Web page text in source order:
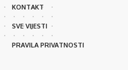
KONTAKT
SVE VIJESTI
PRAVILA PRIVATNOSTI